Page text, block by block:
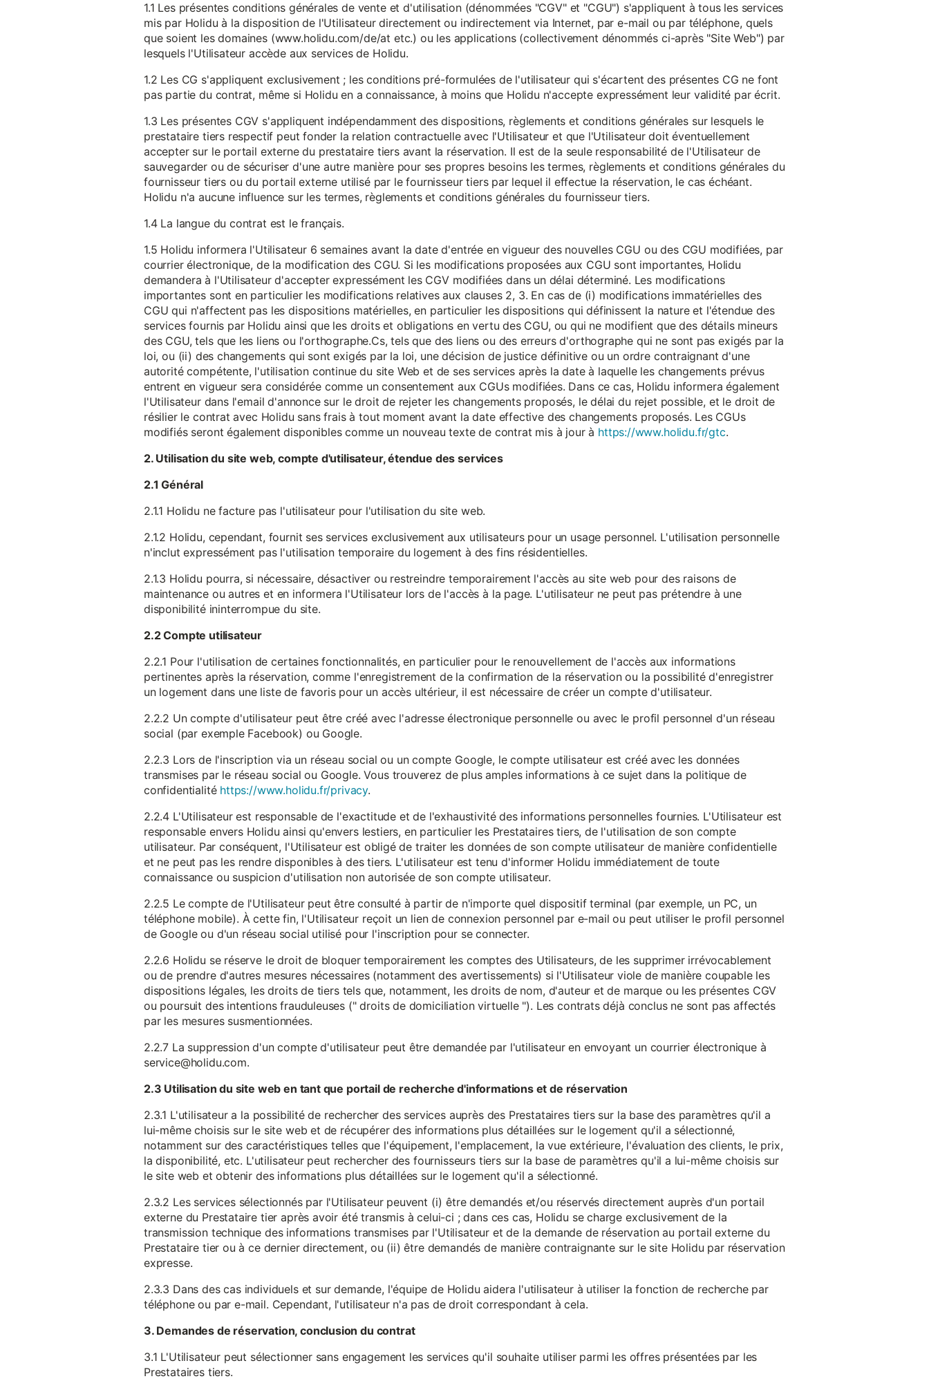
1.1 Les présentes conditions générales de vente et d'utilisation (dénommées "CGV" et "CGU") s'appliquent à tous les services
mis par Holidu à la disposition de l'Utilisateur directement ou indirectement via Internet, par e-mail ou par téléphone, quels
que soient les domaines (www.holidu.com/de/at etc.) ou les applications (collectivement dénommés ci-après "Site Web") par
lesquels l'Utilisateur accède aux services de Holidu.
1.2 Les CG s'appliquent exclusivement ; les conditions pré-formulées de l'utilisateur qui s'écartent des présentes CG ne font
pas partie du contrat, même si Holidu en a connaissance, à moins que Holidu n'accepte expressément leur validité par écrit.
1.3 Les présentes CGV s'appliquent indépendamment des dispositions, règlements et conditions générales sur lesquels le
prestataire tiers respectif peut fonder la relation contractuelle avec l'Utilisateur et que l'Utilisateur doit éventuellement
accepter sur le portail externe du prestataire tiers avant la réservation. Il est de la seule responsabilité de l'Utilisateur de
sauvegarder ou de sécuriser d'une autre manière pour ses propres besoins les termes, règlements et conditions générales du
fournisseur tiers ou du portail externe utilisé par le fournisseur tiers par lequel il effectue la réservation, le cas échéant.
Holidu n'a aucune influence sur les termes, règlements et conditions générales du fournisseur tiers.
1.4 La langue du contrat est le français.
1.5 Holidu informera l'Utilisateur 6 semaines avant la date d'entrée en vigueur des nouvelles CGU ou des CGU modifiées, par
courrier électronique, de la modification des CGU. Si les modifications proposées aux CGU sont importantes, Holidu
demandera à l'Utilisateur d'accepter expressément les CGV modifiées dans un délai déterminé. Les modifications
importantes sont en particulier les modifications relatives aux clauses 2, 3. En cas de (i) modifications immatérielles des
CGU qui n'affectent pas les dispositions matérielles, en particulier les dispositions qui définissent la nature et l'étendue des
services fournis par Holidu ainsi que les droits et obligations en vertu des CGU, ou qui ne modifient que des détails mineurs
des CGU, tels que les liens ou l'orthographe.Cs, tels que des liens ou des erreurs d'orthographe qui ne sont pas exigés par la
loi, ou (ii) des changements qui sont exigés par la loi, une décision de justice définitive ou un ordre contraignant d'une
autorité compétente, l'utilisation continue du site Web et de ses services après la date à laquelle les changements prévus
entrent en vigueur sera considérée comme un consentement aux CGUs modifiées. Dans ce cas, Holidu informera également
l'Utilisateur dans l'email d'annonce sur le droit de rejeter les changements proposés, le délai du rejet possible, et le droit de
résilier le contrat avec Holidu sans frais à tout moment avant la date effective des changements proposés. Les CGUs
modifiés seront également disponibles comme un nouveau texte de contrat mis à jour à https://www.holidu.fr/gtc.
2. Utilisation du site web, compte d'utilisateur, étendue des services
2.1 Général
2.1.1 Holidu ne facture pas l'utilisateur pour l'utilisation du site web.
2.1.2 Holidu, cependant, fournit ses services exclusivement aux utilisateurs pour un usage personnel. L'utilisation personnelle
n'inclut expressément pas l'utilisation temporaire du logement à des fins résidentielles.
2.1.3 Holidu pourra, si nécessaire, désactiver ou restreindre temporairement l'accès au site web pour des raisons de
maintenance ou autres et en informera l'Utilisateur lors de l'accès à la page. L'utilisateur ne peut pas prétendre à une
disponibilité ininterrompue du site.
2.2 Compte utilisateur
2.2.1 Pour l'utilisation de certaines fonctionnalités, en particulier pour le renouvellement de l'accès aux informations
pertinentes après la réservation, comme l'enregistrement de la confirmation de la réservation ou la possibilité d'enregistrer
un logement dans une liste de favoris pour un accès ultérieur, il est nécessaire de créer un compte d'utilisateur.
2.2.2 Un compte d'utilisateur peut être créé avec l'adresse électronique personnelle ou avec le profil personnel d'un réseau
social (par exemple Facebook) ou Google.
2.2.3 Lors de l'inscription via un réseau social ou un compte Google, le compte utilisateur est créé avec les données
transmises par le réseau social ou Google. Vous trouverez de plus amples informations à ce sujet dans la politique de
confidentialité https://www.holidu.fr/privacy.
2.2.4 L'Utilisateur est responsable de l'exactitude et de l'exhaustivité des informations personnelles fournies. L'Utilisateur est
responsable envers Holidu ainsi qu'envers lestiers, en particulier les Prestataires tiers, de l'utilisation de son compte
utilisateur. Par conséquent, l'Utilisateur est obligé de traiter les données de son compte utilisateur de manière confidentielle
et ne peut pas les rendre disponibles à des tiers. L'utilisateur est tenu d'informer Holidu immédiatement de toute
connaissance ou suspicion d'utilisation non autorisée de son compte utilisateur.
2.2.5 Le compte de l'Utilisateur peut être consulté à partir de n'importe quel dispositif terminal (par exemple, un PC, un
téléphone mobile). À cette fin, l'Utilisateur reçoit un lien de connexion personnel par e-mail ou peut utiliser le profil personnel
de Google ou d'un réseau social utilisé pour l'inscription pour se connecter.
2.2.6 Holidu se réserve le droit de bloquer temporairement les comptes des Utilisateurs, de les supprimer irrévocablement
ou de prendre d'autres mesures nécessaires (notamment des avertissements) si l'Utilisateur viole de manière coupable les
dispositions légales, les droits de tiers tels que, notamment, les droits de nom, d'auteur et de marque ou les présentes CGV
ou poursuit des intentions frauduleuses (" droits de domiciliation virtuelle "). Les contrats déjà conclus ne sont pas affectés
par les mesures susmentionnées.
2.2.7 La suppression d'un compte d'utilisateur peut être demandée par l'utilisateur en envoyant un courrier électronique à
service@holidu.com.
2.3 Utilisation du site web en tant que portail de recherche d'informations et de réservation
2.3.1 L'utilisateur a la possibilité de rechercher des services auprès des Prestataires tiers sur la base des paramètres qu'il a
lui-même choisis sur le site web et de récupérer des informations plus détaillées sur le logement qu'il a sélectionné,
notamment sur des caractéristiques telles que l'équipement, l'emplacement, la vue extérieure, l'évaluation des clients, le prix,
la disponibilité, etc. L'utilisateur peut rechercher des fournisseurs tiers sur la base de paramètres qu'il a lui-même choisis sur
le site web et obtenir des informations plus détaillées sur le logement qu'il a sélectionné.
2.3.2 Les services sélectionnés par l'Utilisateur peuvent (i) être demandés et/ou réservés directement auprès d'un portail
externe du Prestataire tier après avoir été transmis à celui-ci ; dans ces cas, Holidu se charge exclusivement de la
transmission technique des informations transmises par l'Utilisateur et de la demande de réservation au portail externe du
Prestataire tier ou à ce dernier directement, ou (ii) être demandés de manière contraignante sur le site Holidu par réservation
expresse.
2.3.3 Dans des cas individuels et sur demande, l'équipe de Holidu aidera l'utilisateur à utiliser la fonction de recherche par
téléphone ou par e-mail. Cependant, l'utilisateur n'a pas de droit correspondant à cela.
3. Demandes de réservation, conclusion du contrat
3.1 L'Utilisateur peut sélectionner sans engagement les services qu'il souhaite utiliser parmi les offres présentées par les
Prestataires tiers.